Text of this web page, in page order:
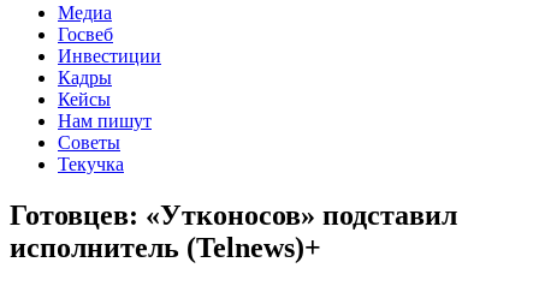
Медиа
Госвеб
Инвестиции
Кадры
Кейсы
Нам пишут
Советы
Текучка
Готовцев: «Утконосов» подставил
исполнитель (Telnews)+